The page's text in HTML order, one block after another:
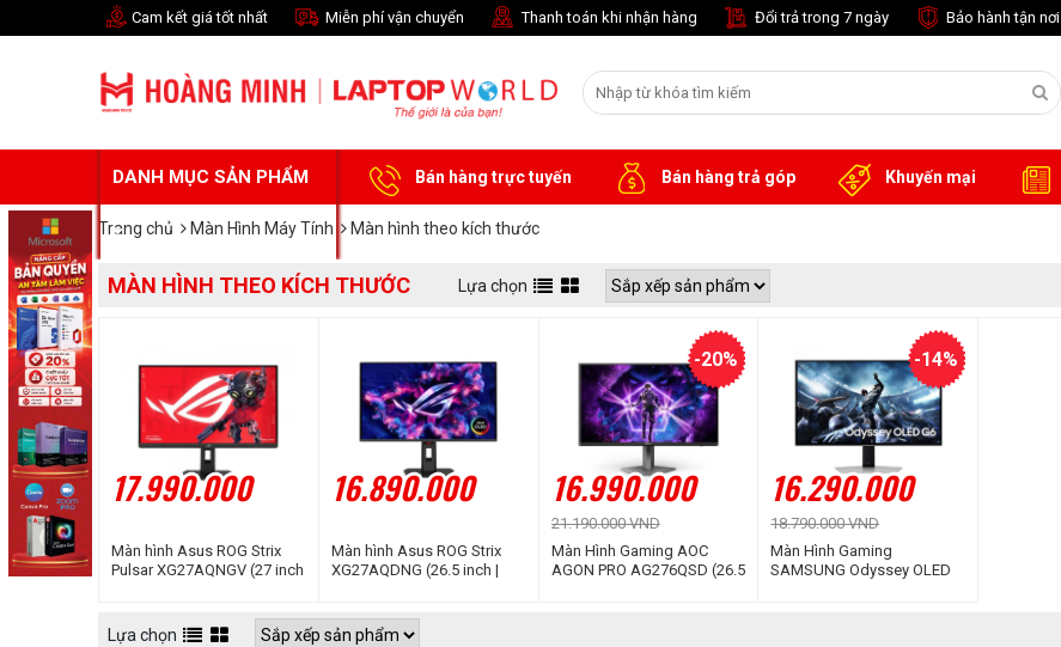
Cam kết giá tốt nhất Miễn phí vận chuyển Thanh toán khi nhận hàng Đổi trả trong 7 ngày Bảo hành tận nơi
DANH MỤC SẢN PHẨM Bán hàng trực tuyến Bán hàng trả góp Khuyến mại
Trang chủ Màn Hình Máy Tính Màn hình theo kích thước
MÀN HÌNH THEO KÍCH THƯỚC Lựa chọn
17.990.000
Màn hình Asus ROG Strix
Pulsar XG27AQNGV (27 inch
16.890.000
Màn hình Asus ROG Strix
XG27AQDNG (26.5 inch |
16.990.000
21.190.000 VND
-20%
Màn Hình Gaming AOC
AGON PRO AG276QSD (26.5
16.290.000
18.790.000 VND
-14%
Màn Hình Gaming
SAMSUNG Odyssey OLED
Lựa chọn